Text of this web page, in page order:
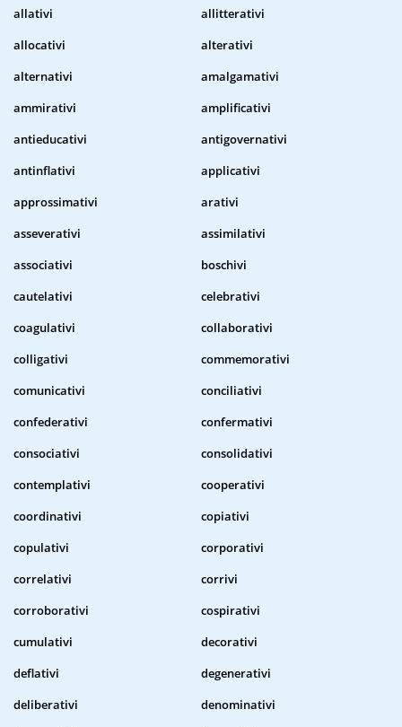
allativi
allitterativi
allocativi
alterativi
alternativi
amalgamativi
ammirativi
amplificativi
antieducativi
antigovernativi
antinflativi
applicativi
approssimativi
arativi
asseverativi
assimilativi
associativi
boschivi
cautelativi
celebrativi
coagulativi
collaborativi
colligativi
commemorativi
comunicativi
conciliativi
confederativi
confermativi
consociativi
consolidativi
contemplativi
cooperativi
coordinativi
copiativi
copulativi
corporativi
correlativi
corrivi
corroborativi
cospirativi
cumulativi
decorativi
deflativi
degenerativi
deliberativi
denominativi